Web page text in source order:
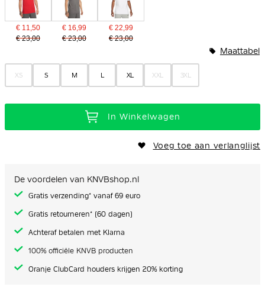
€ 11,50
€ 23,00
€ 16,99
€ 23,00
€ 22,99
€ 23,00
XS S M L XL XXL 3XL
Maattabel
In Winkelwagen
Voeg toe aan verlanglijst
De voordelen van KNVBshop.nl
Gratis verzending* vanaf 69 euro
Gratis retourneren* (60 dagen)
Achteraf betalen met Klarna
100% officiële KNVB producten
Oranje ClubCard houders krijgen 20% korting